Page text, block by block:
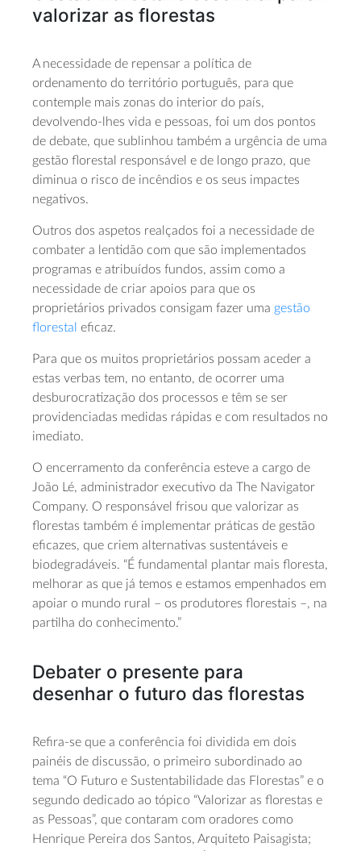
valorizar as florestas
A necessidade de repensar a política de
ordenamento do território português, para que
contemple mais zonas do interior do país,
devolvendo-lhes vida e pessoas, foi um dos pontos
de debate, que sublinhou também a urgência de uma
gestão florestal responsável e de longo prazo, que
diminua o risco de incêndios e os seus impactes
negativos.
Outros dos aspetos realçados foi a necessidade de
combater a lentidão com que são implementados
programas e atribuídos fundos, assim como a
necessidade de criar apoios para que os
proprietários privados consigam fazer uma gestão
florestal eficaz.
Para que os muitos proprietários possam aceder a
estas verbas tem, no entanto, de ocorrer uma
desburocratização dos processos e têm se ser
providenciadas medidas rápidas e com resultados no
imediato.
O encerramento da conferência esteve a cargo de
João Lé, administrador executivo da The Navigator
Company. O responsável frisou que valorizar as
florestas também é implementar práticas de gestão
eficazes, que criem alternativas sustentáveis e
biodegradáveis. “É fundamental plantar mais floresta,
melhorar as que já temos e estamos empenhados em
apoiar o mundo rural – os produtores florestais –, na
partilha do conhecimento.”
Debater o presente para
desenhar o futuro das florestas
Refira-se que a conferência foi dividida em dois
painéis de discussão, o primeiro subordinado ao
tema “O Futuro e Sustentabilidade das Florestas” e o
segundo dedicado ao tópico “Valorizar as florestas e
as Pessoas”, que contaram com oradores como
Henrique Pereira dos Santos, Arquiteto Paisagista;